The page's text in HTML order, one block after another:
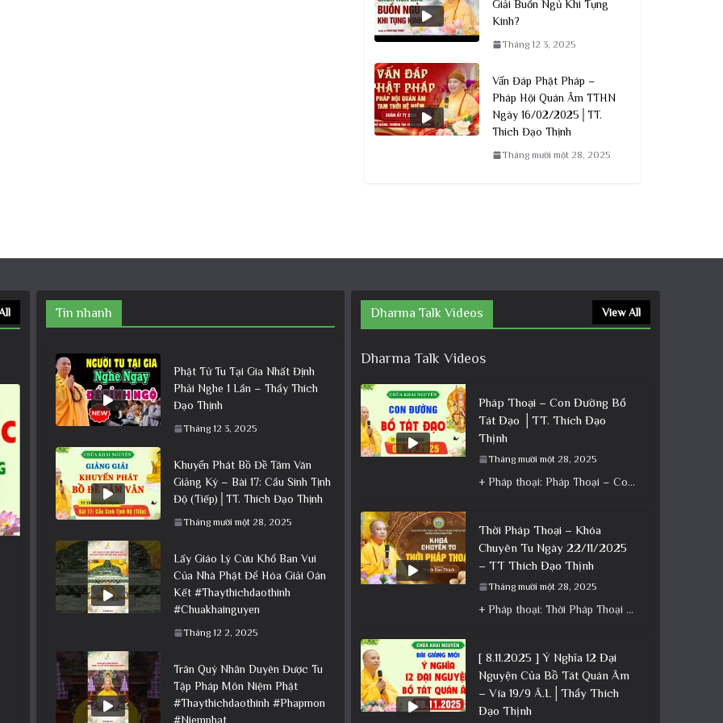
Giải Buồn Ngủ Khi Tụng
Kinh?
Tháng 12 3, 2025
Vấn Đáp Phật Pháp –
Pháp Hội Quán Âm TTHN
Ngày 16/02/2025│TT.
Thích Đạo Thịnh
Tháng mười một 28, 2025
Tin nhanh
Phật Tử Tu Tại Gia Nhất Định
Phải Nghe 1 Lần – Thầy Thích
Đạo Thịnh
Tháng 12 3, 2025
Khuyến Phát Bồ Đề Tâm Văn
Giảng Ký – Bài 17: Cầu Sinh Tịnh
Độ (Tiếp)│TT. Thích Đạo Thịnh
Tháng mười một 28, 2025
Lấy Giáo Lý Cứu Khổ Ban Vui
Của Nhà Phật Để Hóa Giải Oán
Kết #Thaythichdaothinh
#Chuakhainguyen
Tháng 12 2, 2025
Trân Quý Nhân Duyên Được Tu
Tập Pháp Môn Niệm Phật
#Thaythichdaothinh #Phapmon
#Niemphat
Dharma Talk Videos View All
Dharma Talk Videos
Pháp Thoại – Con Đường Bồ
Tát Đạo │TT. Thích Đạo
Thịnh
Tháng mười một 28, 2025
+ Pháp thoại: Pháp Thoại – Con Đường Bồ Tát Đạo │TT. Thích Đạo Thịnh + Album: Pháp Thoại +
Thời Pháp Thoại – Khóa
Chuyên Tu Ngày 22/11/2025
– TT Thích Đạo Thịnh
Tháng mười một 28, 2025
+ Pháp thoại: Thời Pháp Thoại – Khóa Chuyên Tu Ngày 22/11/2025 – TT Thích Đạo Thịnh + Album: Pháp
[ 8.11.2025 ] Ý Nghĩa 12 Đại
Nguyện Của Bồ Tát Quán Âm
– Vía 19/9 Â.L│Thầy Thích
Đạo Thịnh